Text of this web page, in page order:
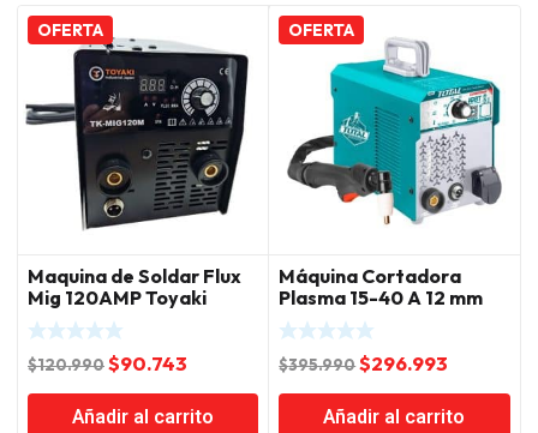
OFERTA
Maquina de Soldar Flux
Mig 120AMP Toyaki
$120.990El
precio
original
$90.743
precio
actual
Añadir al carrito
OFERTA
Máquina Cortadora
Plasma 15-40 A 12 mm
Total
$395.990El
precio
original
$296.993
precio
actual
Añadir al carrito